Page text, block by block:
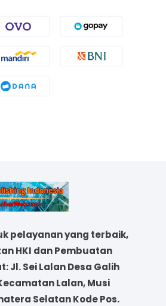
pelayanan yang terbaik,
HKI dan Pembuatan
Jl. Sei Lalan Desa Galih
Kecamatan Lalan, Musi
Selatan Kode Pos.